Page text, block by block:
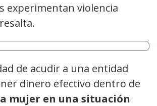
experimentan violencia
de acudir a una entidad
dinero efectivo dentro de
mujer en una situación